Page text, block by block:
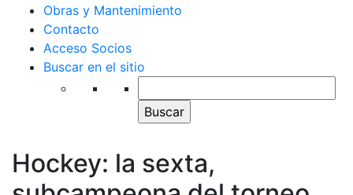
Obras y Mantenimiento
Contacto
Acceso Socios
Buscar en el sitio
Hockey: la sexta,